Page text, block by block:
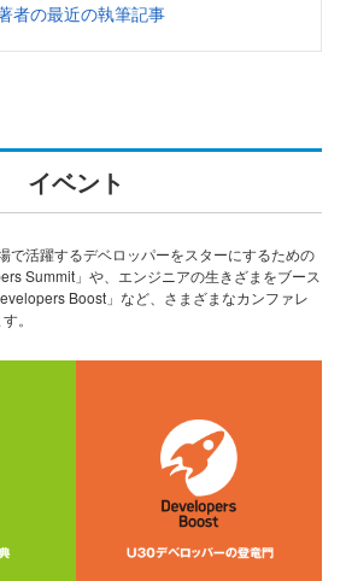
者の最近の執筆記事
イベント
で活躍するデベロッパーをスターにするための
Summit」や、エンジニアの生きざまをブース
Boost」など、さまざまなカンファレ
。